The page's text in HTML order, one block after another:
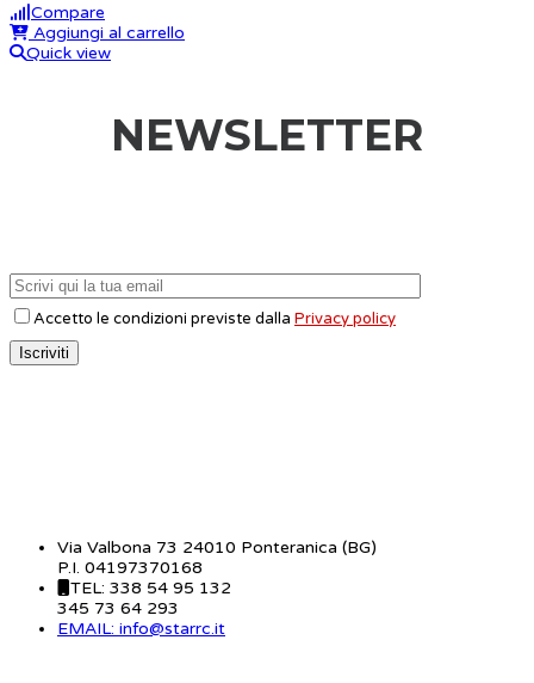
Compare
Aggiungi al carrello
Quick view
NEWSLETTER
Accetto le condizioni previste dalla Privacy policy
Via Valbona 73 24010 Ponteranica (BG)
P.I. 04197370168
TEL: 338 54 95 132
345 73 64 293
EMAIL: info@starrc.it